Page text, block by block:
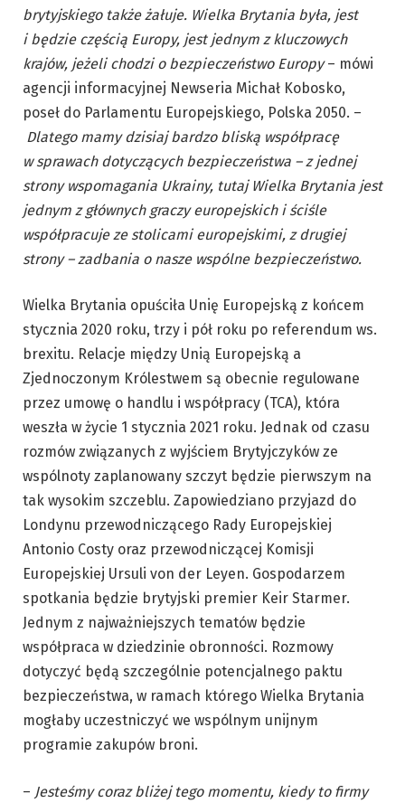
brytyjskiego także żałuje. Wielka Brytania była, jest
i będzie częścią Europy, jest jednym z kluczowych
krajów, jeżeli chodzi o bezpieczeństwo Europy– mówi
agencji informacyjnej Newseria Michał Kobosko,
poseł do Parlamentu Europejskiego, Polska 2050. –
Dlatego mamy dzisiaj bardzo bliską współpracę
w sprawach dotyczących bezpieczeństwa – z jednej
strony wspomagania Ukrainy, tutaj Wielka Brytania jest
jednym z głównych graczy europejskich i ściśle
współpracuje ze stolicami europejskimi, z drugiej
strony – zadbania o nasze wspólne bezpieczeństwo.
Wielka Brytania opuściła Unię Europejską z końcem
stycznia 2020 roku, trzy i pół roku po referendum ws.
brexitu. Relacje między Unią Europejską a
Zjednoczonym Królestwem są obecnie regulowane
przez umowę o handlu i współpracy (TCA), która
weszła w życie 1 stycznia 2021 roku. Jednak od czasu
rozmów związanych z wyjściem Brytyjczyków ze
wspólnoty zaplanowany szczyt będzie pierwszym na
tak wysokim szczeblu. Zapowiedziano przyjazd do
Londynu przewodniczącego Rady Europejskiej
Antonio Costy oraz przewodniczącej Komisji
Europejskiej Ursuli von der Leyen. Gospodarzem
spotkania będzie brytyjski premier Keir Starmer.
Jednym z najważniejszych tematów będzie
współpraca w dziedzinie obronności. Rozmowy
dotyczyć będą szczególnie potencjalnego paktu
bezpieczeństwa, w ramach którego Wielka Brytania
mogłaby uczestniczyć we wspólnym unijnym
programie zakupów broni.
– Jesteśmy coraz bliżej tego momentu, kiedy to firmy